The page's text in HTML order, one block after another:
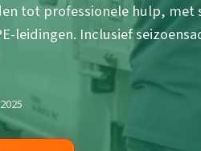
tot professionele hulp,
leidingen. Inclusief